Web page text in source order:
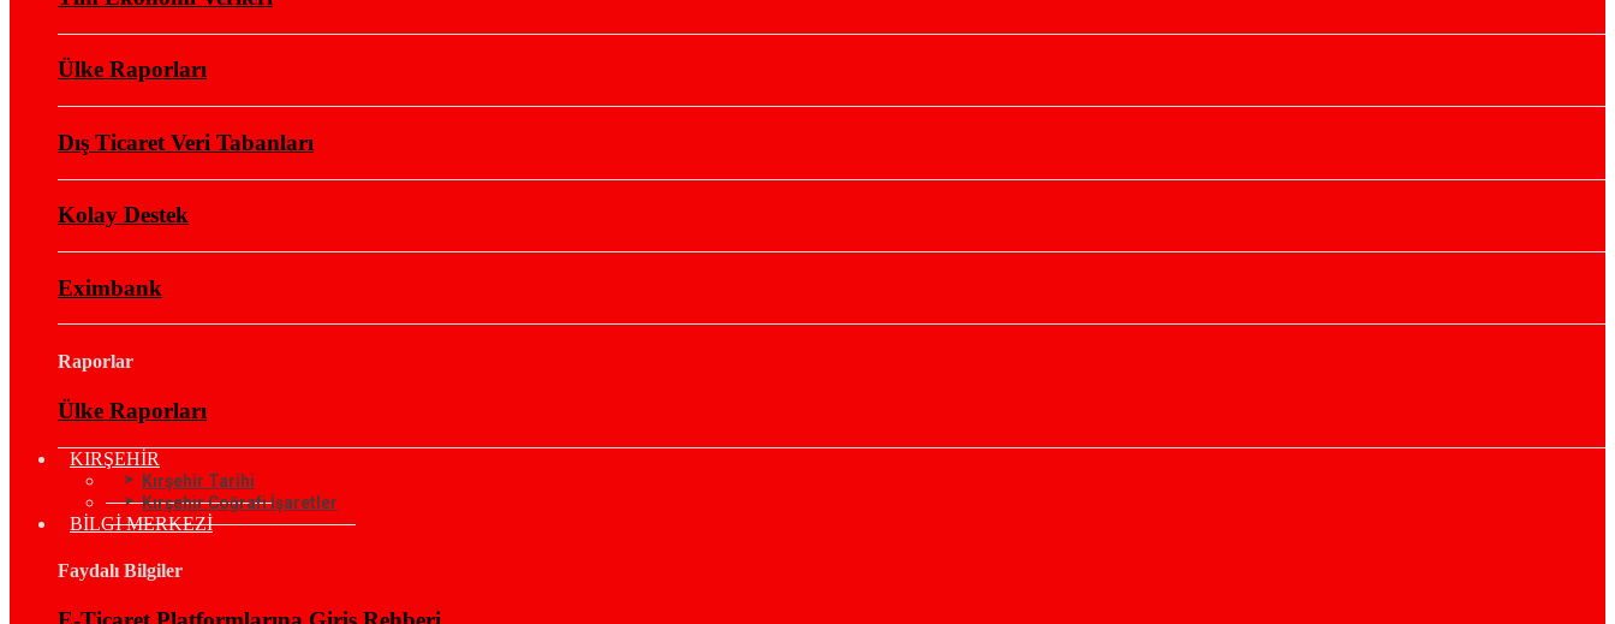
Ülke Raporları
Dış Ticaret Veri Tabanları
Kolay Destek
Eximbank
Raporlar
Ülke Raporları
KIRŞEHİR
Kırşehir Tarihi
Kırşehir Coğrafi İşaretler
BİLGİ MERKEZİ
Faydalı Bilgiler